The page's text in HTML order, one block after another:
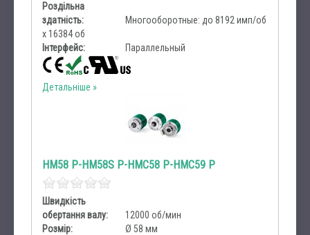
Роздільна
здатність:
Многооборотные: до 8192 имп/об
х 16384 об
Інтерфейс:
Параллельный
Детальніше
HM58 P-HM58S P-HMC58 P-HMC59 P
Швидкість
обертання валу:
12000 об/мин
Розмір:
Ø 58 мм